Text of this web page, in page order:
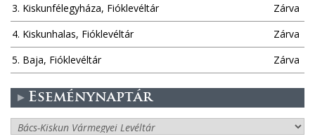
3. Kiskunfélegyháza, Fióklevéltár
Zárva
4. Kiskunhalas, Fióklevéltár
Zárva
5. Baja, Fióklevéltár
Zárva
Eseménynaptár